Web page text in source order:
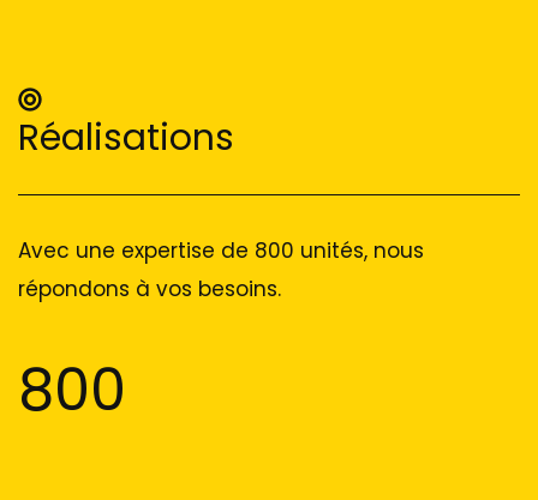
Réalisations
Avec une expertise de 800 unités, nous
répondons à vos besoins.
800